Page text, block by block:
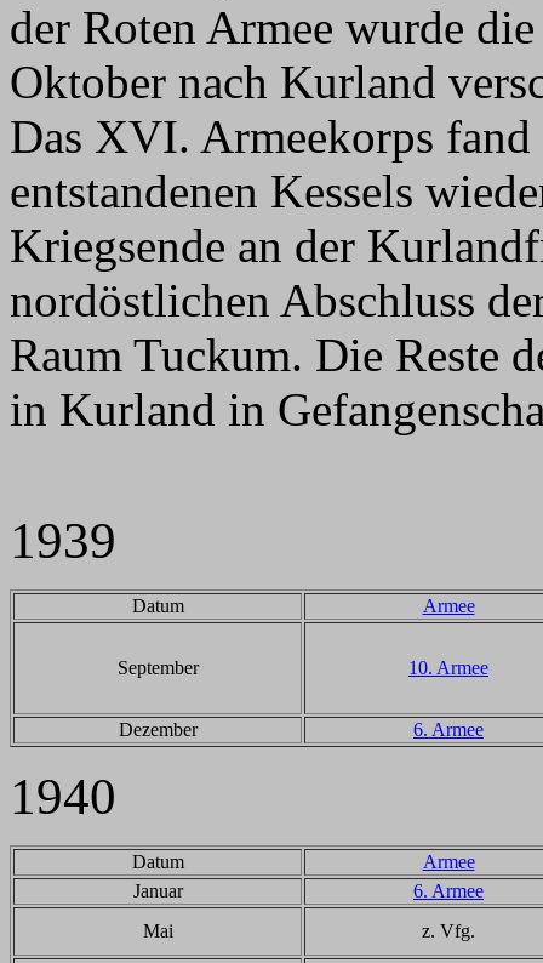
der Roten Armee wurde
Oktober nach Kurland
Das XVI. Armeekorps
entstandenen Kessels
Kriegsende an der
nordöstlichen Abschluss
Raum Tuckum. Die Reste
in Kurland in
1939
Datum Armee
September 10. Armee
Dezember 6. Armee
1940
Datum
Armee
Januar
6. Armee
Mai
z. Vfg.